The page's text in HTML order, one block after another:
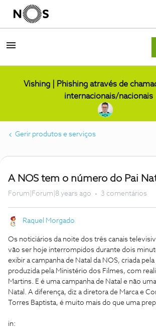
Vishing | Phishing através de
internacionais/nacionais
Gerir produtos e serviços
A NOS tem o número do Pai
Forum|Forum|8 years ago 3 comentários
Raquel Morgado
Os noticiários da noite dos três canais
vão ser hoje interrompidos durante dois
exibir a campanha de Natal da NOS, criada
produzida pela Ministério dos Filmes, com
Martins. E é uma campanha de Natal e não
Natal. A diferença, diz a diretora de Marca e
Torres Baptista, é muito mais do que uma
in: